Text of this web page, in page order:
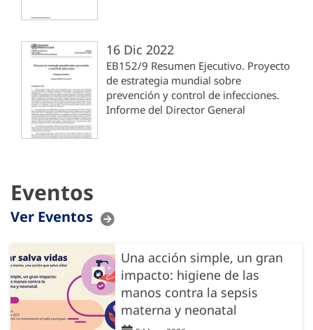
16 Dic 2022
EB152/9 Resumen Ejecutivo. Proyecto
de estrategia mundial sobre
prevención y control de infecciones.
Informe del Director General
Eventos
Ver Eventos
Una acción simple, un gran
impacto: higiene de las
manos contra la sepsis
materna y neonatal